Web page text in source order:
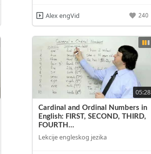
Alex engVid 240
05:28
Cardinal and Ordinal Numbers in
English: FIRST, SECOND, THIRD,
FOURTH...
Lekcije engleskog jezika